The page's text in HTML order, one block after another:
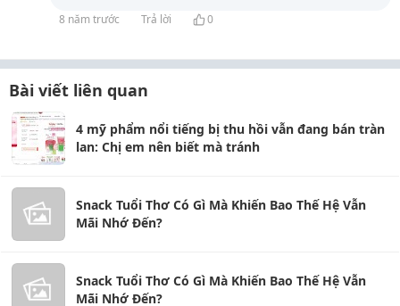
8 năm trước Trả lời 0
Bài viết liên quan
4 mỹ phẩm nổi tiếng bị thu hồi vẫn đang bán tràn
lan: Chị em nên biết mà tránh
Snack Tuổi Thơ Có Gì Mà Khiến Bao Thế Hệ Vẫn
Mãi Nhớ Đến?
Snack Tuổi Thơ Có Gì Mà Khiến Bao Thế Hệ Vẫn
Mãi Nhớ Đến?